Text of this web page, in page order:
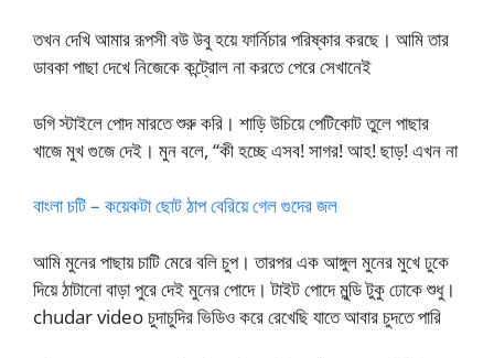
তখন দেখি আমার রূপসী বউ উবু হয়ে ফার্নিচার পরিষ্কার করছে। আমি তার
ডাবকা পাছা দেখে নিজেকে কন্ট্রোল না করতে পেরে সেখানেই
ডগি স্টাইলে পোদ মারতে শুরু করি। শাড়ি উচিয়ে পেটিকোট তুলে পাছার
খাজে মুখ গুজে দেই। মুন বলে, “কী হচ্ছে এসব! সাগর! আহ! ছাড়! এখন না
বাংলা চটি – কয়েকটা ছোট ঠাপ বেরিয়ে গেল গুদের জল
আমি মুনের পাছায় চাটি মেরে বলি চুপ। তারপর এক আঙ্গুল মুনের মুখে ঢুকে
দিয়ে ঠাটানো বাড়া পুরে দেই মুনের পোদে। টাইট পোদে মুন্ডি টুকু ঢোকে শুধু।
chudar video চুদাচুদির ভিডিও করে রেখেছি যাতে আবার চুদতে পারি